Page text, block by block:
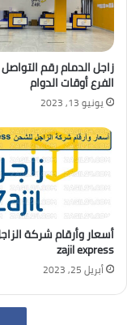
زاجل الدمام رقم
الفرع أوقات الدوام
يونيو 13, 2023
أسعار وأرقام شركة
zajil express
أبريل 25, 2023